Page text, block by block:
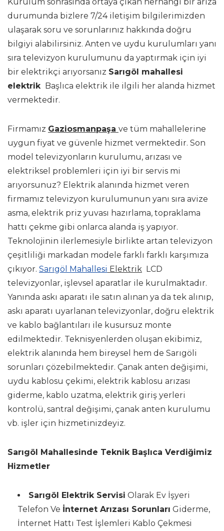
durumunda bizlere 7/24 iletişim bilgilerimizden
ulaşarak soru ve sorunlarınız hakkında doğru
bilgiyi alabilirsiniz. Anten ve uydu kurulumları yanı
sıra televizyon kurulumunu da yaptırmak için iyi
bir elektrikçi arıyorsanız Sarıgöl mahallesi
elektrik Başlıca elektrik ile ilgili her alanda hizmet
vermektedir.
Firmamız Gaziosmanpaşa ve tüm mahallelerine
uygun fiyat ve güvenle hizmet vermektedir. Son
model televizyonların kurulumu, arızası ve
elektriksel problemleri için iyi bir servis mi
arıyorsunuz? Elektrik alanında hizmet veren
firmamız televizyon kurulumunun yanı sıra avize
asma, elektrik priz yuvası hazırlama, topraklama
hattı çekme gibi onlarca alanda iş yapıyor.
Teknolojinin ilerlemesiyle birlikte artan televizyon
çeşitliliği markadan modele farklı farklı karşımıza
çıkıyor. Sarıgöl Mahallesi Elektrik LCD
televizyonlar, işlevsel aparatlar ile kurulmaktadır.
Yanında askı aparatı ile satın alınan ya da tek alınıp,
askı aparatı uyarlanan televizyonlar, doğru elektrik
ve kablo bağlantıları ile kusursuz monte
edilmektedir. Teknisyenlerden oluşan ekibimiz,
elektrik alanında hem bireysel hem de Sarıgöli
sorunları çözebilmektedir. Çanak anten değişimi,
uydu kablosu çekimi, elektrik kablosu arızası
giderme, kablo uzatma, elektrik giriş yerleri
kontrolü, santral değişimi, çanak anten kurulumu
vb. işler için hizmetinizdeyiz.
Sarıgöl Mahallesinde Teknik Başlıca Verdiğimiz
Hizmetler
Sarıgöl Elektrik Servisi Olarak Ev İşyeri
Telefon Ve İnternet Arızası Sorunları Giderme,
İnternet Hattı Test İşlemleri Kablo Çekmesi